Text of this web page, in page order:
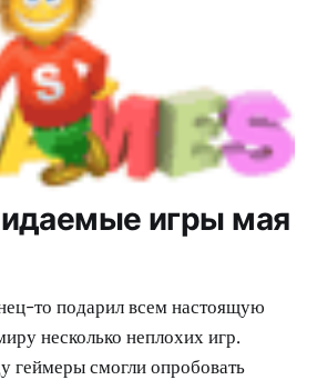
игры мая
то подарил всем настоящую
несколько неплохих игр.
геймеры смогли опробовать